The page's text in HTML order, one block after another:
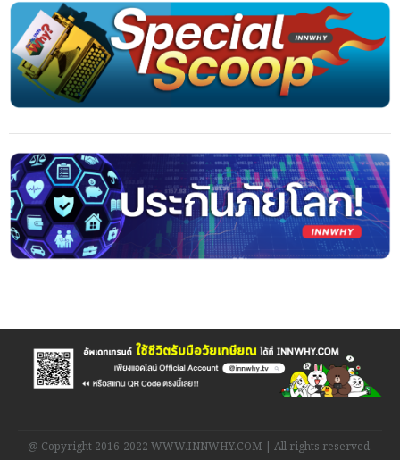
@ Copyright 2016-2022 WWW.INNWHY.COM | All rights reserved.